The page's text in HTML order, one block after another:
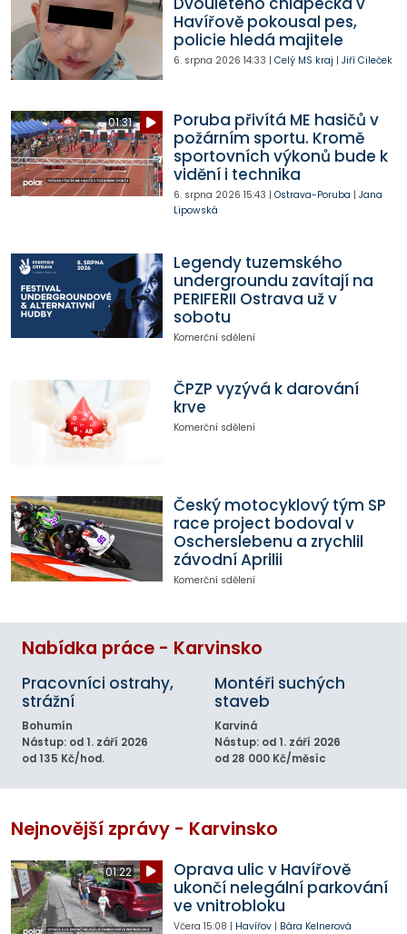
Havířově pokousal pes,
policie hledá majitele
6. srpna 2026 14:33 | Celý MS kraj | Jiří Cileček
01:31
Poruba přivítá ME hasičů v
požárním sportu. Kromě
sportovních výkonů bude k
vidění i technika
6. srpna 2026 15:43 | Ostrava-Poruba | Jana
Lipowská
Legendy tuzemského
undergroundu zavítají na
PERIFERII Ostrava už v
sobotu
Komerční sdělení
ČPZP vyzývá k darování
krve
Komerční sdělení
Český motocyklový tým SP
race project bodoval v
Oscherslebenu a zrychlil
závodní Aprilii
Komerční sdělení
Nabídka práce - Karvinsko
Pracovníci ostrahy,
strážní
Bohumín
Nástup: od 1. září 2026
od 135 Kč/hod.
Montéři suchých
staveb
Karviná
Nástup: od 1. září 2026
od 28 000 Kč/měsíc
Nejnovější zprávy - Karvinsko
01:22
Oprava ulic v Havířově
ukončí nelegální parkování
ve vnitrobloku
Včera 15:08 | Havířov| Bára Kelnerová